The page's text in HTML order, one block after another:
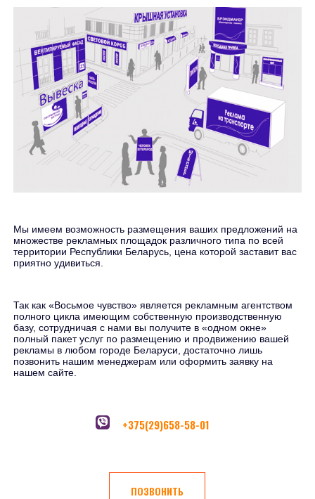
Мы имеем возможность размещения ваших предложений на
множестве рекламных площадок различного типа по всей
территории Республики Беларусь, цена которой заставит вас
приятно удивиться.
Так как «Восьмое чувство» является рекламным агентством
полного цикла имеющим собственную производственную
базу, сотрудничая с нами вы получите в «одном окне»
полный пакет услуг по размещению и продвижению вашей
рекламы в любом городе Беларуси, достаточно лишь
позвонить нашим менеджерам или оформить заявку на
нашем сайте.
+375(29)658-58-01
ПОЗВОНИТЬ